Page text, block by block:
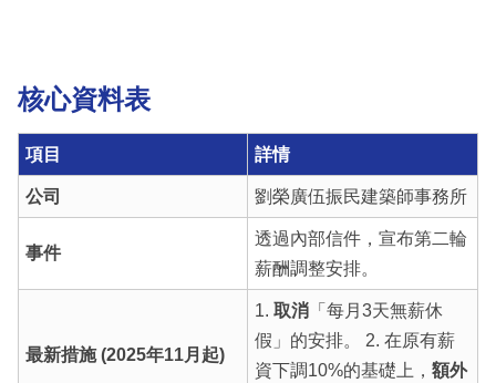
核心資料表
項目 詳情
公司 劉榮廣伍振民建築師事務所
事件
透過內部信件，宣布第二輪
薪酬調整安排。
最新措施 (2025年11月起)
1. 取消「每月3天無薪休
假」的安排。 2. 在原有薪
資下調10%的基礎上， 額外